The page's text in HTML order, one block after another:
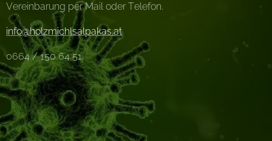
Vereinbarung per Mail oder Telefon.
info@holzmichlsalpakas.at
0664 / 150 64 51